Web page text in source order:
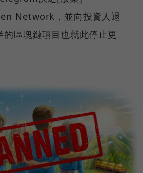
Network，並向投資人退
的區塊鏈項目也就此停止更